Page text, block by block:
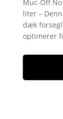
af 5
baseret på
kundebedøm
melser
Muc-Off
liter –
dæk
optimerer